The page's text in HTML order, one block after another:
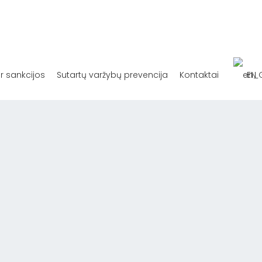
sankcijos Sutartų varžybų prevencija Kontaktai EN